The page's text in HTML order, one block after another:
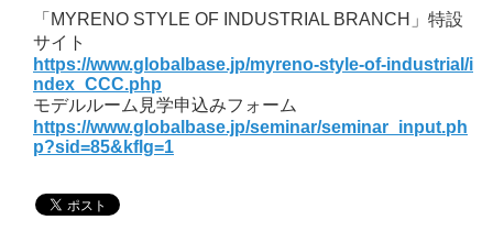
「MYRENO STYLE OF INDUSTRIAL BRANCH」特設
サイト
https://www.globalbase.jp/myreno-style-of-industrial/i
ndex_CCC.php
モデルルーム見学申込みフォーム
https://www.globalbase.jp/seminar/seminar_input.ph
p?sid=85&kflg=1